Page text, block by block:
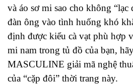
và áo sơ mi sao cho không “lạc
đàn ông vào tình huống khó
định được kiểu cà vạt phù hợp
mi nam trong tủ đồ của bạn,
MASCULINE giải mã nghệ
của “cặp đôi” thời trang này.